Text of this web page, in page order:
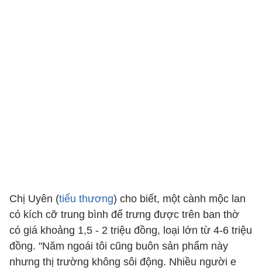
Chị Uyên (tiểu thương) cho biết, một cành mộc lan
có kích cỡ trung bình để trưng được trên ban thờ
có giá khoảng 1,5 - 2 triệu đồng, loại lớn từ 4-6 triệu
đồng. "Năm ngoái tôi cũng buôn sản phẩm này
nhưng thị trường không sôi động. Nhiều người e